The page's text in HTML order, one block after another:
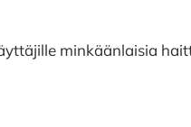
minkäänlaisia